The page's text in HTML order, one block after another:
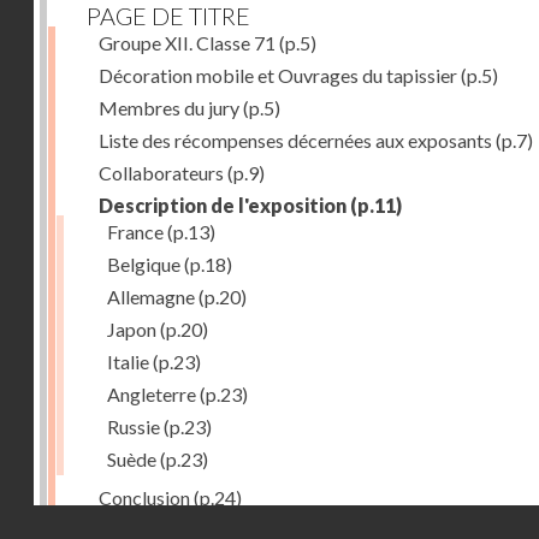
PAGE DE TITRE
Groupe XII. Classe 71 (p.5)
Décoration mobile et Ouvrages du tapissier(p.5)
Membres du jury(p.5)
Liste des récompenses décernées aux exposants (p.7)
Collaborateurs (p.9)
Description de l'exposition (p.11)
France(p.13)
Belgique(p.18)
Allemagne(p.20)
Japon(p.20)
Italie(p.23)
Angleterre(p.23)
Russie(p.23)
Suède(p.23)
Conclusion(p.24)